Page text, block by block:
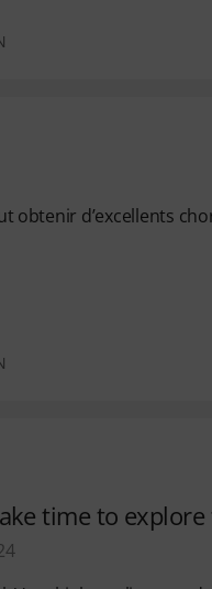
obtenir d’excellents
time to